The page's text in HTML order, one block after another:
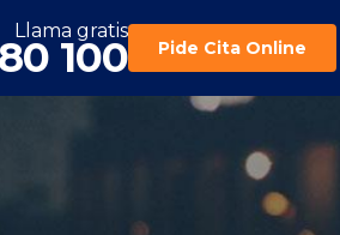
Llama gratis
100 Pide Cita Online